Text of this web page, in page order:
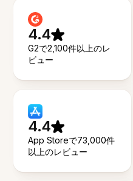
4.4
G2で2,100件以上のレ
ビュー
4.4
App Storeで73,000件
以上のレビュー